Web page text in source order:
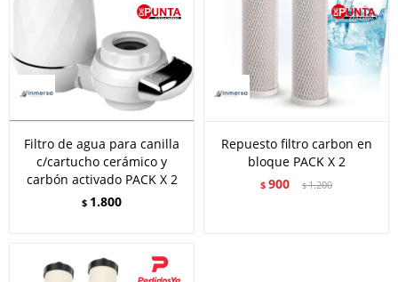
Filtro de agua para canilla
c/cartucho cerámico y
carbón activado PACK X 2
$ 1.800
Repuesto filtro carbon en
bloque PACK X 2
$ 900 $1.200